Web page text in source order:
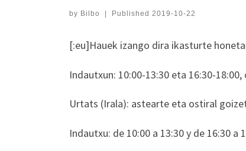
by Bilbo Published 2019-10-22
[:eu]Hauek izango dira ikasturte
Indautxun: 10:00-13:30 eta 16:30-
Urtats (Irala): astearte eta ostiral
Indautxu: de 10:00 a 13:30 y de 16:30 a